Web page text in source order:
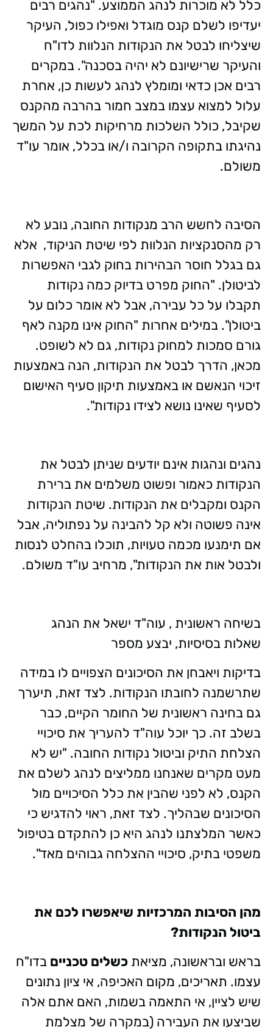
כלל לא מוכרות לנהג הממוצע. "נהגים רבים
יעדיפו לשלם קנס מוגדל ואפילו כפול, העיקר
שיצליחו לבטל את הנקודות הנלוות לדו"ח
והעיקר שרישיונם לא יהיה בסכנה". במקרים
רבים אכן כדאי ומומלץ לנהג לעשות כן, אחרת
עלול למצוא עצמו במצב חמור בהרבה מהקנס
שקיבל, כולל השלכות מרחיקות לכת על המשך
נהיגתו בתקופה הקרובה ו/או בכלל, אומר עו"ד
משולם.
הסיבה לחשש הרב מנקודות החובה, נובע לא
רק מהסנקציות הנלוות לפי שיטת הניקוד, אלא
גם בגלל חוסר הבהירות בחוק לגבי האפשרות
לביטולן. "החוק מפרט בדיוק כמה נקודות
תקבלו על כל עבירה, אבל לא אומר כלום על
ביטולן". במילים אחרות "החוק אינו מקנה לאף
גורם סמכות למחוק נקודות, גם לא לשופט.
מכאן, הדרך לבטל את הנקודות, הנה באמצעות
זיכוי הנאשם או באמצעות תיקון סעיף האישום
לסעיף שאינו נושא לצידו נקודות".
נהגים ונהגות אינם יודעים שניתן לבטל את
הנקודות כאמור ופשוט משלמים את ברירת
הקנס ומקבלים את הנקודות. שיטת הנקודות
אינה פשוטה ולא קל להבינה על נפתוליה, אבל
אם תימנעו מכמה טעויות, תוכלו בהחלט לנסות
ולבטל אות את הנקודות", מרחיב עו"ד משולם.
בשיחה ראשונית , עוה"ד ישאל את הנהג
שאלות בסיסיות, יבצע מספר
בדיקות ויאבחן את הסיכונים הצפויים לו במידה
שתרשמנה לחובתו הנקודות. לצד זאת, תיערך
גם בחינה ראשונית של החומר הקיים, כבר
בשלב זה. כך יוכל עוה"ד להעריך את סיכויי
הצלחת התיק וביטול נקודות החובה. "יש לא
מעט מקרים שאנחנו ממליצים לנהג לשלם את
הקנס, לא לפני שהבין את כלל הסיכויים מול
הסיכונים שבהליך. לצד זאת, ראוי להדגיש כי
כאשר המלצתנו לנהג היא כן להתקדם בטיפול
משפטי בתיק, סיכויי ההצלחה גבוהים מאד".
מהן הסיבות המרכזיות שיאפשרו לכם את
ביטול הנקודות?
בראש ובראשונה, מציאת כשלים טכניים בדו"ח
עצמו. תאריכים, מקום האכיפה, אי ציון נתונים
שיש לציין, אי התאמה בשמות, האם אתם אלה
שביצעו את העבירה (במקרה של מצלמת